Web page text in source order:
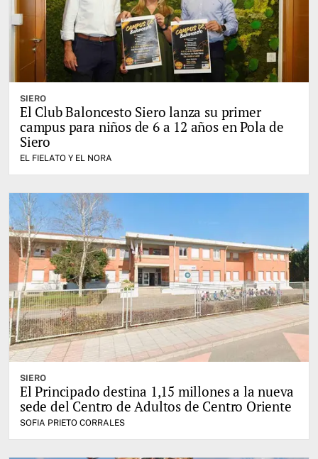
SIERO
El Club Baloncesto Siero lanza su primer
campus para niños de 6 a 12 años en Pola de
Siero
EL FIELATO Y EL NORA
SIERO
El Principado destina 1,15 millones a la nueva
sede del Centro de Adultos de Centro Oriente
SOFIA PRIETO CORRALES